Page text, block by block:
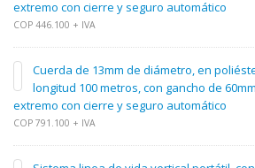
extremo con cierre y seguro automático
COP 446.100 + IVA
Cuerda de 13mm de diámetro, en
longitud 100 metros, con gancho de
extremo con cierre y seguro automático
COP 791.100 + IVA